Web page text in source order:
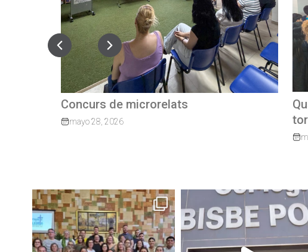
Quan el camí continua: exalumnes que
tornen per guiar els nostres joves